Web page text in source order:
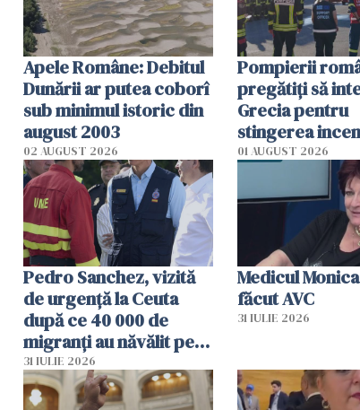
Apele Române: Debitul
Dunării ar putea coborî
sub minimul istoric din
august 2003
02 AUGUST 2026
Pompierii
pregătiţi să
Grecia pentru
stingerea
01 AUGUST 2026
Pedro Sanchez, vizită
de urgență la Ceuta
după ce 40 000 de
migranți au năvălit pe
teritoriul spaniol: „Vom
mobiliza toate
31 IULIE 2026
Medicul
făcut AVC
31 IULIE 2026